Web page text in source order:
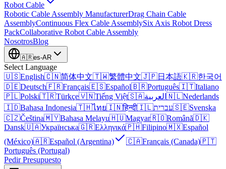
Robot Cable
Robotic Cable Assembly ManufacturerDrag Chain Cable
AssemblyContinuous Flex Cable AssemblySix Axis Robot Dress
PackCollaborative Robot Cable Assembly
NosotrosBlog
🇦🇷es-AR
Select Language
🇺🇸English🇨🇳简体中文🇹🇼繁體中文🇯🇵日本語🇰🇷한국어
🇩🇪Deutsch🇫🇷Français🇪🇸Español🇧🇷Português🇮🇹Italiano
🇵🇱Polski🇹🇷Türkçe🇻🇳Tiếng Việt🇸🇦العربية 🇳🇱Nederlands
🇮🇩Bahasa Indonesia🇹🇭ไทย🇮🇳हिन्दी🇮🇱עברית🇸🇪Svenska
🇨🇿Čeština🇲🇾Bahasa Melayu🇭🇺Magyar🇷🇴Română🇩🇰
Dansk🇺🇦Українська🇬🇷Ελληνικά🇵🇭Filipino🇲🇽Español
(México)🇦🇷Español (Argentina) 🇨🇦Français (Canada)🇵🇹
Português (Portugal)
Pedir Presupuesto